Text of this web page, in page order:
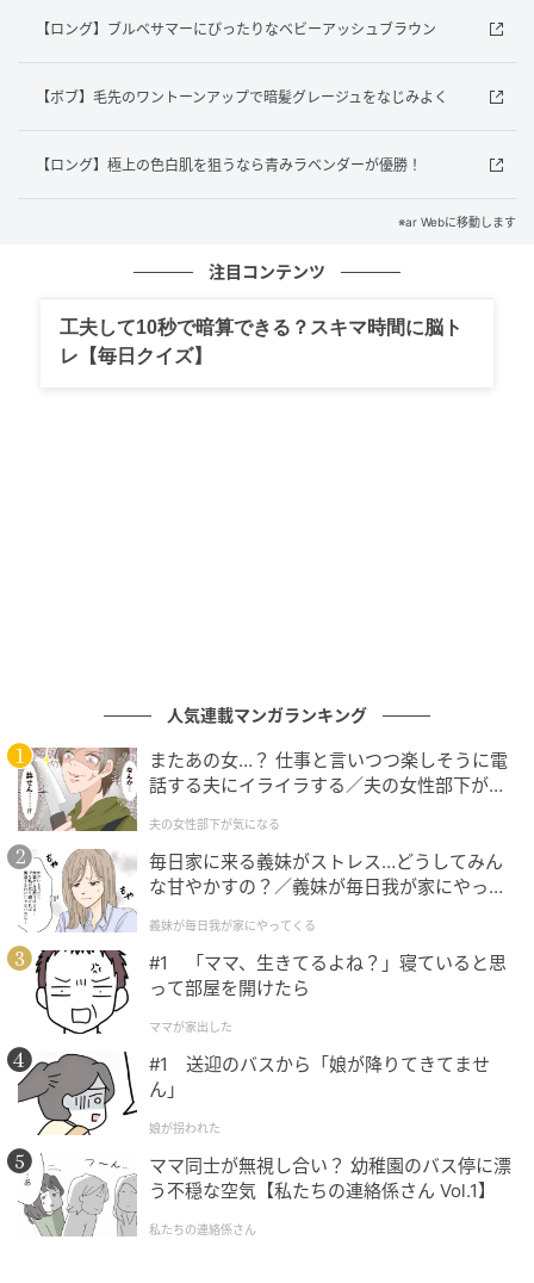
モデル／堀田彩夏さん（ar girl）
担当美容師／スタイリスト 川上莉歩さん(LONESS
omotesando)
ージュをなじみよく
【ロング】ブルベサマーにぴったりなベビーアッシュブラウン
【ボブ】毛先のワントーンアップで暗髪グレージュをなじみよく
【ロング】極上の色白肌を狙うなら青みラベンダーが優勝！
※ar Webに移動します
注目コンテンツ
工夫して10秒で暗算できる？スキマ時間に脳ト
レ【毎日クイズ】
人気連載マンガランキング
またあの女…？ 仕事と言いつつ楽しそうに電
話する夫にイライラする／夫の女性部下が気
夫の女性部下が気になる
毎日家に来る義妹がストレス…どうしてみん
な甘やかすの？／義妹が毎日我が家にやって
が】
義妹が毎日我が家にやってくる
#1 「ママ、生きてるよね？」寝ていると思
って部屋を開けたら
ママが家出した
#1 送迎のバスから「娘が降りてきてませ
ん」
娘が拐われた
ママ同士が無視し合い？ 幼稚園のバス停に漂
う不穏な空気【私たちの連絡係さん Vol.1】
私たちの連絡係さん